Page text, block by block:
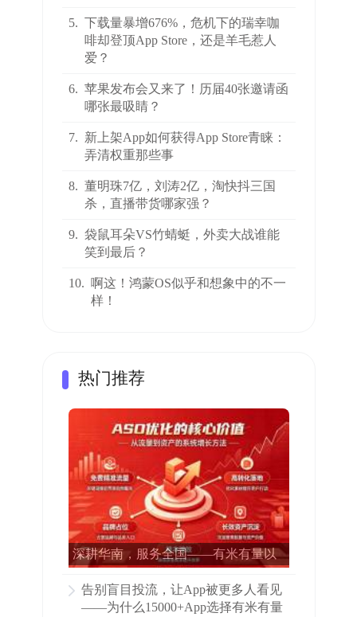
5. 下载量暴增676%，危机下的瑞幸咖
啡却登顶App Store，还是羊毛惹人
爱？
6. 苹果发布会又来了！历届40张邀请函
哪张最吸睛？
7. 新上架App如何获得App Store青睐：
弄清权重那些事
8. 董明珠7亿，刘涛2亿，淘快抖三国
杀，直播带货哪家强？
9. 袋鼠耳朵VS竹蜻蜓，外卖大战谁能
笑到最后？
10. 啊这！鸿蒙OS似乎和想象中的不一
样！
热门推荐
深耕华南，服务全国——有米有量以
告别盲目投流，让App被更多人看见
——为什么15000+App选择有米有量